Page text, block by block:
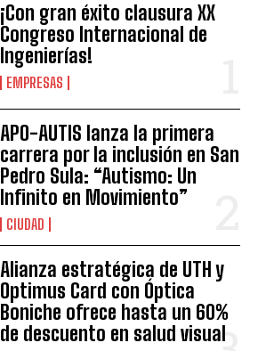
¡Con gran éxito clausura XX
Congreso Internacional de
Ingenierías!
EMPRESAS
APO-AUTIS lanza la primera
carrera por la inclusión en San
Pedro Sula: “Autismo: Un
Infinito en Movimiento”
CIUDAD
Alianza estratégica de UTH y
Optimus Card con Óptica
Boniche ofrece hasta un 60%
de descuento en salud visual